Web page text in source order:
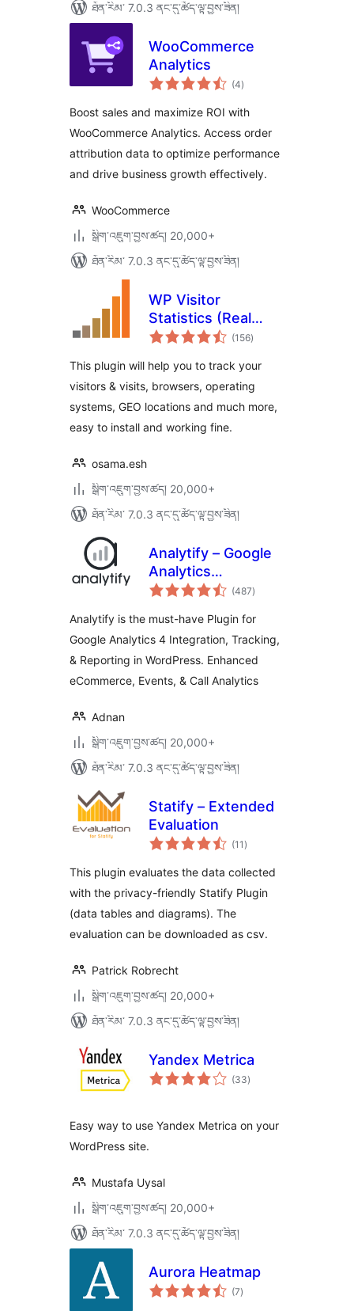
ཐོན་རིམ་ 7.0.3 ནང་དུ་ཚོད་ལྟ་བྱས་ཟིན།
WooCommerce
Analytics
(4གདེང་
འཇོག་
ཚང་།
)
Boost sales and maximize ROI with
WooCommerce Analytics. Access order
attribution data to optimize performance
and drive business growth effectively.
WooCommerce
སྒྲིག་འཇུག་བྱས་ཚད། 20,000+
ཐོན་རིམ་ 7.0.3 ནང་དུ་ཚོད་ལྟ་བྱས་ཟིན།
WP Visitor
Statistics (Real
Time Traffic)(156གདེང་
འཇོག་
ཚང་།
)
This plugin will help you to track your
visitors & visits, browsers, operating
systems, GEO locations and much more,
easy to install and working fine.
osama.esh
སྒྲིག་འཇུག་བྱས་ཚད། 20,000+
ཐོན་རིམ་ 7.0.3 ནང་དུ་ཚོད་ལྟ་བྱས་ཟིན།
Analytify – Google
Analytics
Dashboard For
analytics tracking)
(487གདེང་
འཇོག་
ཚང་།
)
Analytify is the must-have Plugin for
Google Analytics 4 Integration, Tracking,
& Reporting in WordPress. Enhanced
eCommerce, Events, & Call Analytics
Adnan
སྒྲིག་འཇུག་བྱས་ཚད། 20,000+
ཐོན་རིམ་ 7.0.3 ནང་དུ་ཚོད་ལྟ་བྱས་ཟིན།
Statify – Extended
Evaluation
(11 གདེང་
འཇོག་
ཚང་།
)
This plugin evaluates the data collected
with the privacy-friendly Statify Plugin
(data tables and diagrams). The
evaluation can be downloaded as csv.
Patrick Robrecht
སྒྲིག་འཇུག་བྱས་ཚད། 20,000+
ཐོན་རིམ་ 7.0.3 ནང་དུ་ཚོད་ལྟ་བྱས་ཟིན།
Yandex Metrica
(33གདེང་
འཇོག་
)
Easy way to use Yandex Metrica on your
WordPress site.
Mustafa Uysal
སྒྲིག་འཇུག་བྱས་ཚད། 20,000+
ཐོན་རིམ་ 7.0.3 ནང་དུ་ཚོད་ལྟ་བྱས་ཟིན།
Aurora Heatmap
(7གདེང་
འཇོག་
)